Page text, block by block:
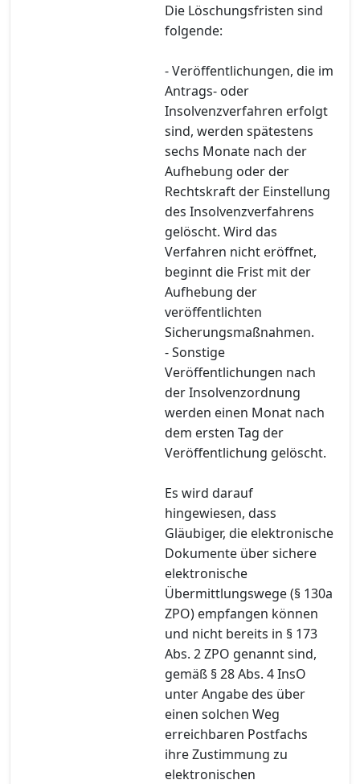
Die Löschungsfristen sind
folgende:
- Veröffentlichungen, die im
Antrags- oder
Insolvenzverfahren erfolgt
sind, werden spätestens
sechs Monate nach der
Aufhebung oder der
Rechtskraft der Einstellung
des Insolvenzverfahrens
gelöscht. Wird das
Verfahren nicht eröffnet,
beginnt die Frist mit der
Aufhebung der
veröffentlichten
Sicherungsmaßnahmen.
- Sonstige
Veröffentlichungen nach
der Insolvenzordnung
werden einen Monat nach
dem ersten Tag der
Veröffentlichung gelöscht.
Es wird darauf
hingewiesen, dass
Gläubiger, die elektronische
Dokumente über sichere
elektronische
Übermittlungswege (§ 130a
ZPO) empfangen können
und nicht bereits in § 173
Abs. 2 ZPO genannt sind,
gemäß § 28 Abs. 4 InsO
unter Angabe des über
einen solchen Weg
erreichbaren Postfachs
ihre Zustimmung zu
elektronischen